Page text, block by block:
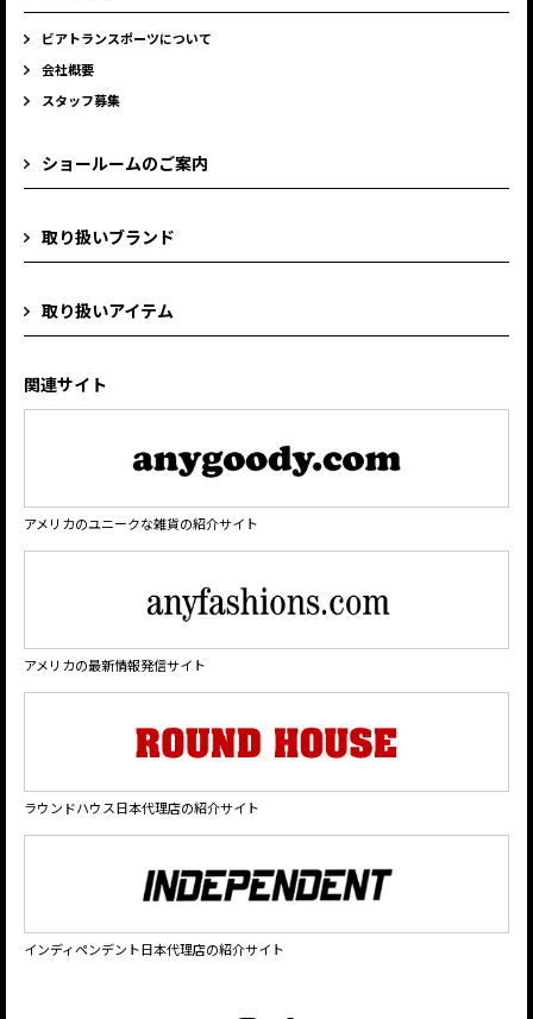
ビアトランスポーツについて
会社概要
スタッフ募集
ショールームのご案内
取り扱いブランド
取り扱いアイテム
関連サイト
アメリカのユニークな雑貨の紹介サイト
アメリカの最新情報発信サイト
ラウンドハウス日本代理店の紹介サイト
インディペンデント日本代理店の紹介サイト